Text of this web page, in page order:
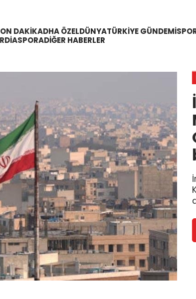
DAKIKADHA ÖZELDÜNYATÜRKIYE GÜNDEMI
DIASPORADIĞER HABERLER